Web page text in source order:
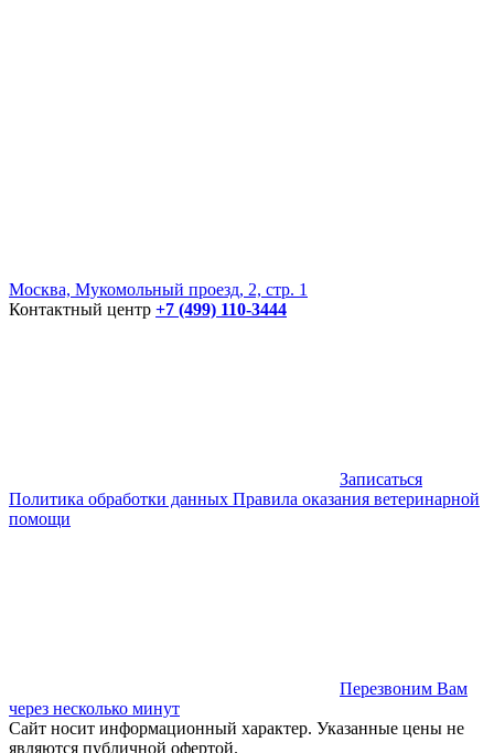
Москва, Мукомольный проезд, 2, стр. 1
Контактный центр +7 (499) 110-3444
Записаться
Политика обработки данных Правила оказания ветеринарной
помощи
Перезвоним Вам
через несколько минут
Сайт носит информационный характер. Указанные цены не
являются публичной офертой.